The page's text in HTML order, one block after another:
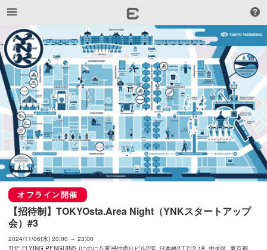
オフライン開催
【招待制】TOKYOsta.Area Night（YNKスタートアップ
会）#3
2024/11/06(水) 20:00 ～ 23:00
THE FLYING PENGUINS (にのに八重洲仲通りビル2階, 日本橋2丁目2-18, 中央区, 東京都,